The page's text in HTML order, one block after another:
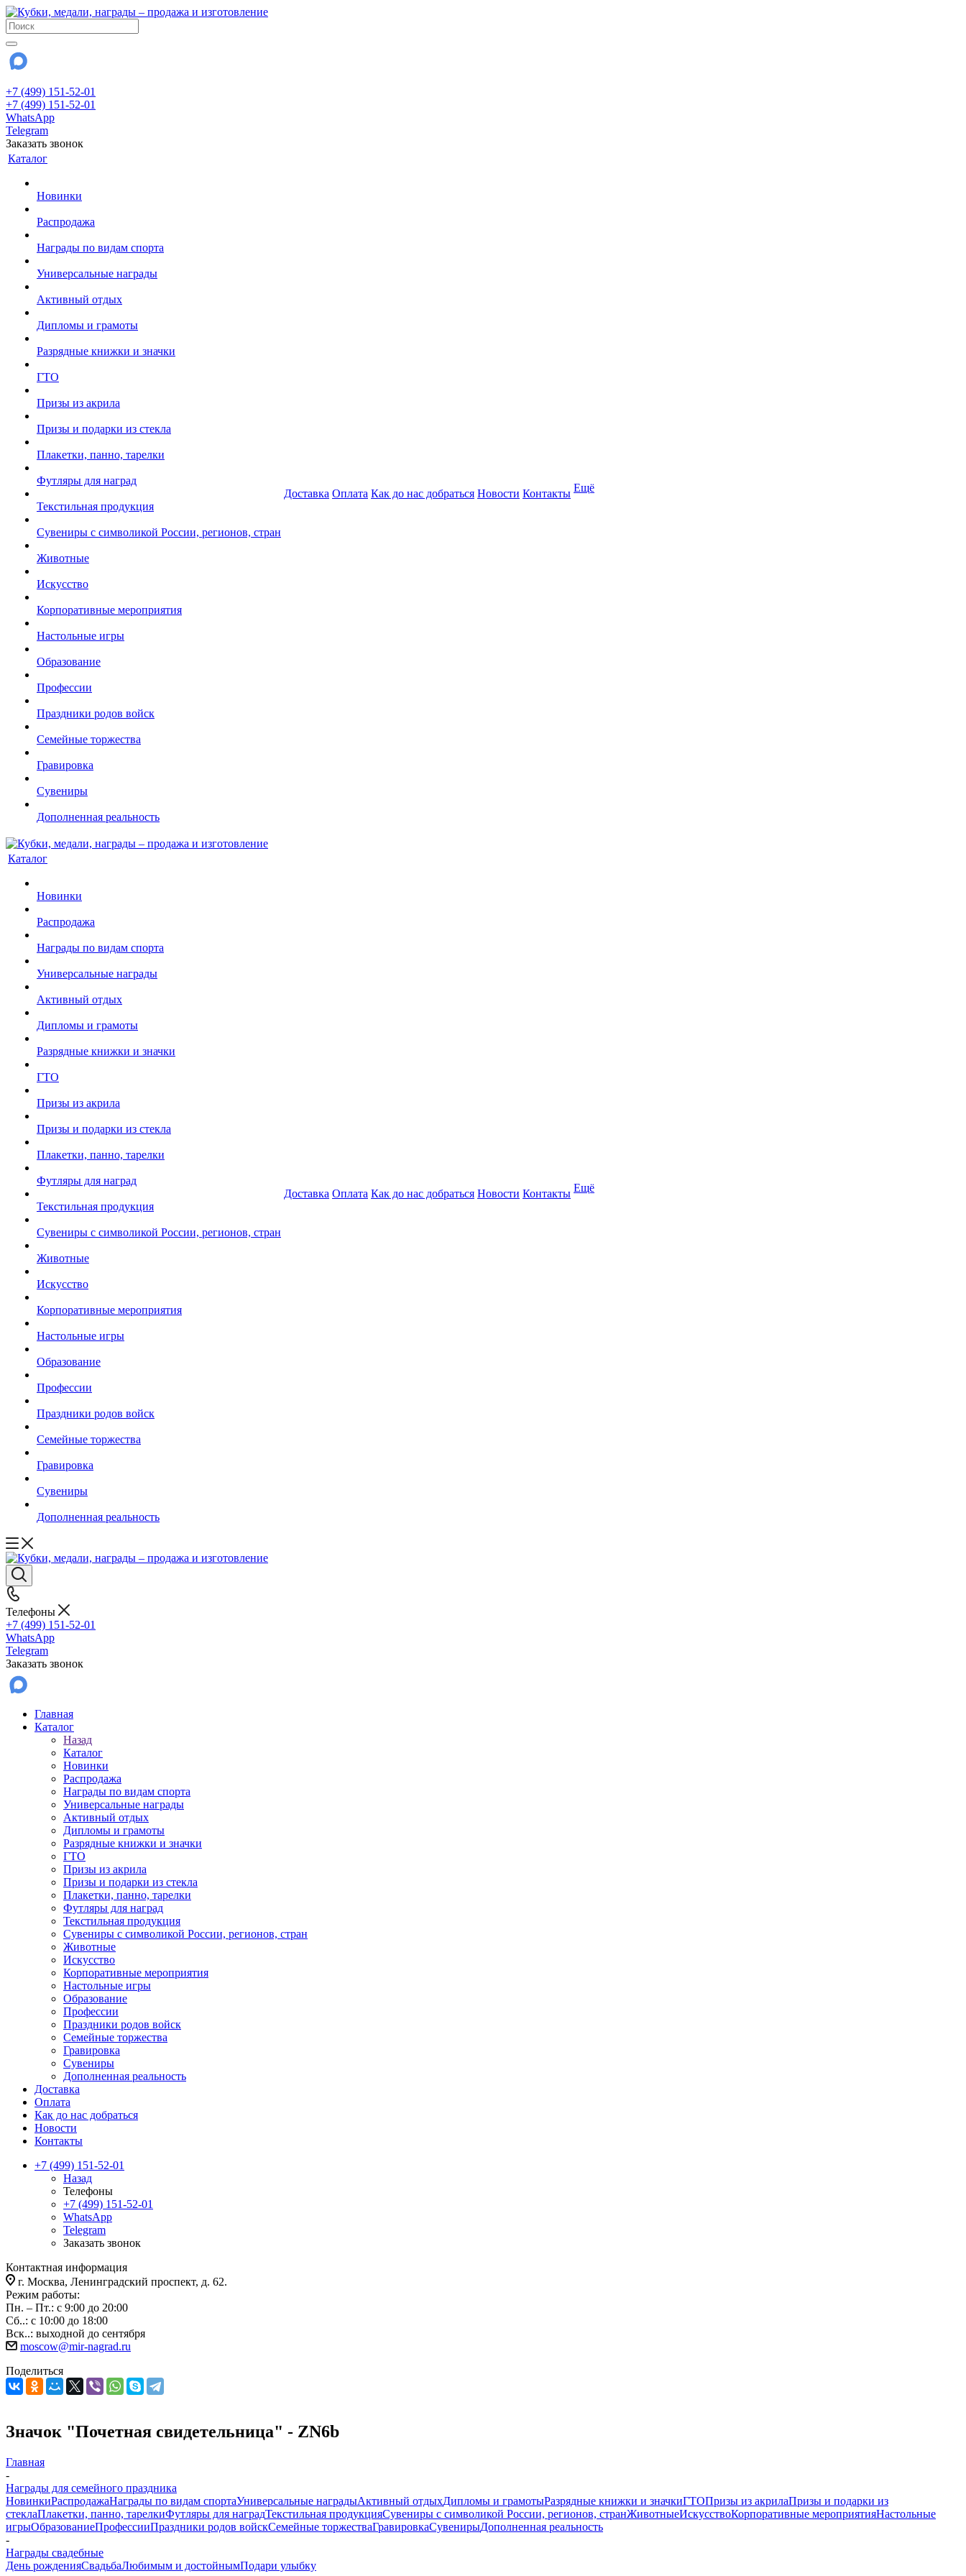
+7 (499) 151-52-01
+7 (499) 151-52-01
WhatsApp
Telegram
Заказать звонок
Каталог
Новинки
Распродажа
Награды по видам спорта
Универсальные награды
Активный отдых
Дипломы и грамоты
Разрядные книжки и значки
ГТО
Призы из акрила
Призы и подарки из стекла
Плакетки, панно, тарелки
Футляры для наград
Текстильная продукция
Сувениры с символикой России, регионов, стран
Животные
Искусство
Корпоративные мероприятия
Настольные игры
Образование
Профессии
Праздники родов войск
Семейные торжества
Гравировка
Сувениры
Дополненная реальность
Доставка Оплата Как до нас добраться Новости Контакты Ещё
Каталог
Новинки
Распродажа
Награды по видам спорта
Универсальные награды
Активный отдых
Дипломы и грамоты
Разрядные книжки и значки
ГТО
Призы из акрила
Призы и подарки из стекла
Плакетки, панно, тарелки
Футляры для наград
Текстильная продукция
Сувениры с символикой России, регионов, стран
Животные
Искусство
Корпоративные мероприятия
Настольные игры
Образование
Профессии
Праздники родов войск
Семейные торжества
Гравировка
Сувениры
Дополненная реальность
Доставка Оплата Как до нас добраться Новости Контакты Ещё
Телефоны
+7 (499) 151-52-01
WhatsApp
Telegram
Заказать звонок
Главная
Каталог
Назад
Каталог
Новинки
Распродажа
Награды по видам спорта
Универсальные награды
Активный отдых
Дипломы и грамоты
Разрядные книжки и значки
ГТО
Призы из акрила
Призы и подарки из стекла
Плакетки, панно, тарелки
Футляры для наград
Текстильная продукция
Сувениры с символикой России, регионов, стран
Животные
Искусство
Корпоративные мероприятия
Настольные игры
Образование
Профессии
Праздники родов войск
Семейные торжества
Гравировка
Сувениры
Дополненная реальность
Доставка
Оплата
Как до нас добраться
Новости
Контакты
+7 (499) 151-52-01
Назад
Телефоны
+7 (499) 151-52-01
WhatsApp
Telegram
Заказать звонок
Контактная информация
г. Москва, Ленинградский проспект, д. 62.
Режим работы:
Пн. – Пт.: с 9:00 до 20:00
Сб..: с 10:00 до 18:00
Вск..: выходной до сентября
moscow@mir-nagrad.ru
Поделиться
Значок "Почетная свидетельница" - ZN6b
Главная
-
Награды для семейного праздника
НовинкиРаспродажаНаграды по видам спортаУниверсальные наградыАктивный отдыхДипломы и грамотыРазрядные книжки и значкиГТОПризы из акрилаПризы и подарки из
стеклаПлакетки, панно, тарелкиФутляры для наградТекстильная продукцияСувениры с символикой России, регионов, странЖивотныеИскусствоКорпоративные мероприятияНастольные
игрыОбразованиеПрофессииПраздники родов войскСемейные торжестваГравировкаСувенирыДополненная реальность
-
Награды свадебные
День рожденияСвадьбаЛюбимым и достойнымПодари улыбку